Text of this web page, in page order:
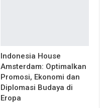
Indonesia House
Amsterdam: Optimalkan
Promosi, Ekonomi dan
Diplomasi Budaya di
Eropa